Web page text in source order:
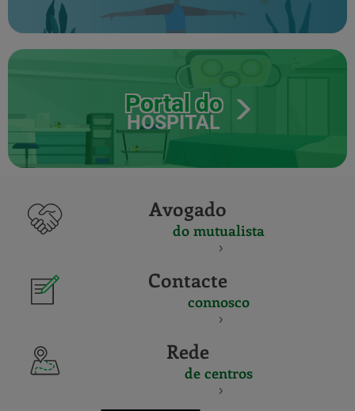
Portal do
HOSPITAL
Avogado
do mutualista
Contacte
connosco
Rede
de centros